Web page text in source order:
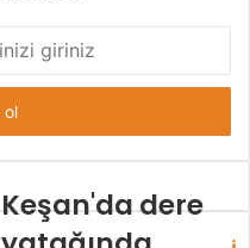
Keşan'da dere